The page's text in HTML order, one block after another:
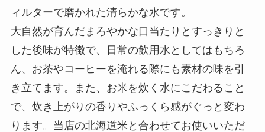
ィルターで磨かれた清らかな水です。
大自然が育んだまろやかな口当たりとすっきりと
した後味が特徴で、日常の飲用水としてはもちろ
ん、お茶やコーヒーを淹れる際にも素材の味を引
き立てます。また、お米を炊く水にこだわること
で、炊き上がりの香りやふっくら感がぐっと変わ
ります。当店の北海道米と合わせてお使いいただ